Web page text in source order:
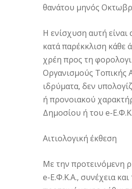
θανάτου μηνός
Η ενίσχυση αυτή
κατά παρέκκλιση κάθε
χρέη προς τη
Οργανισμούς Τοπικής
ιδρύματα, δεν
ή προνοιακού
Δημοσίου ή του e-
Αιτιολογική έκθεση
Με την προτεινόμενη
e-Ε.Φ.Κ.Α., συνέχεια